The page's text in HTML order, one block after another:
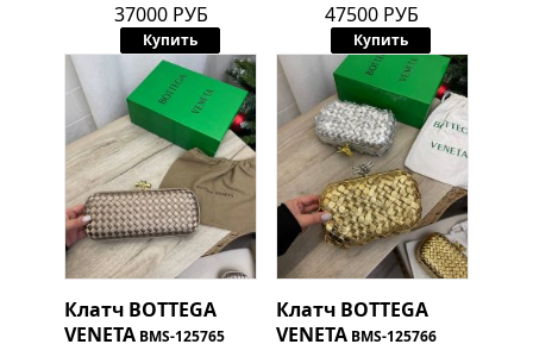
37000 РУБ
Купить
47500 РУБ
Купить
Клатч BOTTEGA
VENETA BMS-125765
Клатч BOTTEGA
VENETA BMS-125766